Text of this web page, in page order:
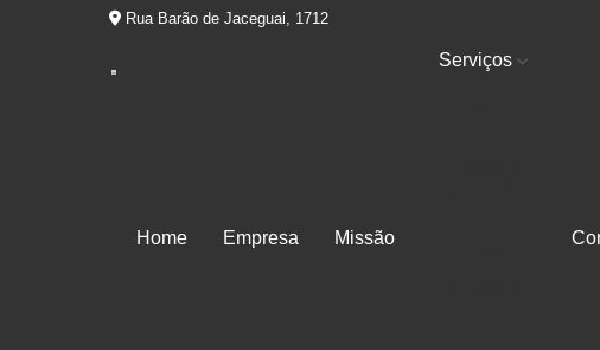
Rua Barão de Jaceguai, 1712
Home Empresa Missão
Serviços